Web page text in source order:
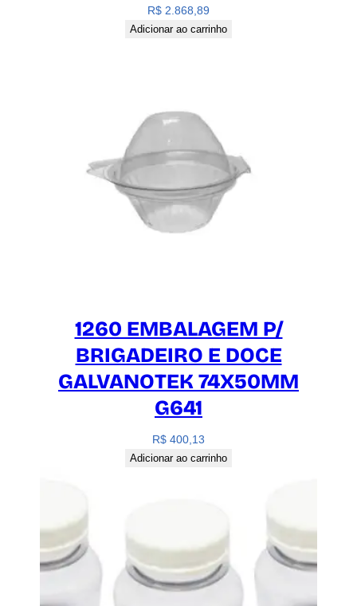
R$ 2.868,89
Adicionar ao carrinho
1260 EMBALAGEM P/
BRIGADEIRO E DOCE
GALVANOTEK 74X50MM
G641
R$ 400,13
Adicionar ao carrinho